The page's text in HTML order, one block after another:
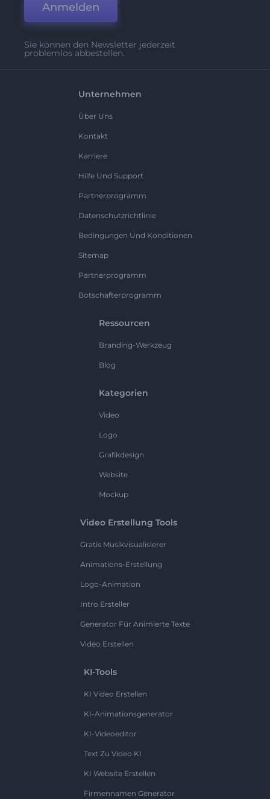
Anmelden
Sie können den Newsletter jederzeit
problemlos abbestellen.
Unternehmen
Über Uns
Kontakt
Karriere
Hilfe Und Support
Partnerprogramm
Datenschutzrichtlinie
Bedingungen Und Konditionen
Sitemap
Partnerprogramm
Botschafterprogramm
Ressourcen
Branding-Werkzeug
Blog
Kategorien
Video
Logo
Grafikdesign
Website
Mockup
Video Erstellung Tools
Gratis Musikvisualisierer
Animations-Erstellung
Logo-Animation
Intro Ersteller
Generator Für Animierte Texte
Video Erstellen
KI-Tools
KI Video Erstellen
KI-Animationsgenerator
KI-Videoeditor
Text Zu Video KI
KI Website Erstellen
Firmennamen Generator